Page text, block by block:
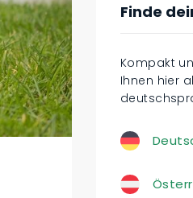
Finde
Kompakt
Ihnen hier